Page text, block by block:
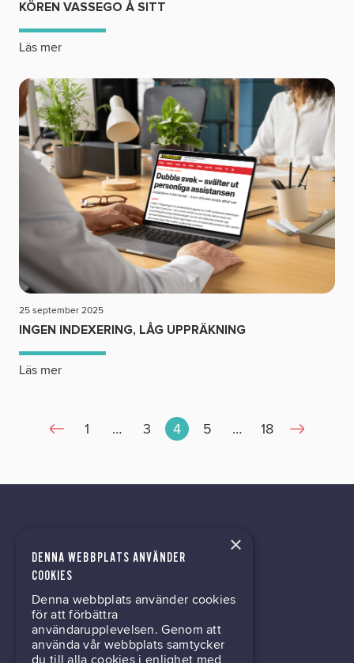
KÖREN VASSEGO Å SITT
Läs mer
25 september 2025
INGEN INDEXERING, LÅG UPPRÄKNING
Läs mer
1 … 3 4 5 … 18
kontor@gil.se
031-63 64 80
Mölndalsvägen 30B
×
DENNA WEBBPLATS ANVÄNDER
COOKIES
Denna webbplats använder cookies
för att förbättra
användarupplevelsen. Genom att
använda vår webbplats samtycker
du till alla cookies i enlighet med